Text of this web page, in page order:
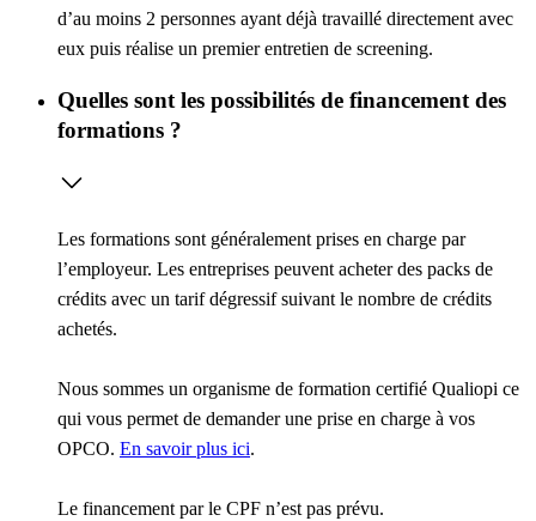
d’au moins 2 personnes ayant déjà travaillé directement avec
eux puis réalise un premier entretien de screening.
Quelles sont les possibilités de financement des
formations ?
Les formations sont généralement prises en charge par
l’employeur. Les entreprises peuvent acheter des packs de
crédits avec un tarif dégressif suivant le nombre de crédits
achetés.
Nous sommes un organisme de formation certifié Qualiopi ce
qui vous permet de demander une prise en charge à vos
OPCO. En savoir plus ici.
Le financement par le CPF n’est pas prévu.